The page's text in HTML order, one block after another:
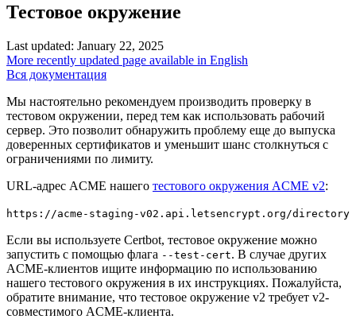
Тестовое окружение
Last updated: January 22, 2025
More recently updated page available in English
Вся документация
Мы настоятельно рекомендуем производить проверку в
тестовом окружении, перед тем как использовать рабочий
сервер. Это позволит обнаружить проблему еще до выпуска
доверенных сертификатов и уменьшит шанс столкнуться с
ограничениями по лимиту.
URL-адрес ACME нашего тестового окружения ACME v2:
https://acme-staging-v02.api.letsencrypt.org/directory
Если вы используете Certbot, тестовое окружение можно
запустить с помощью флага --test-cert. В случае других
ACME-клиентов ищите информацию по использованию
нашего тестового окружения в их инструкциях. Пожалуйста,
обратите внимание, что тестовое окружение v2 требует v2-
совместимого ACME-клиента.